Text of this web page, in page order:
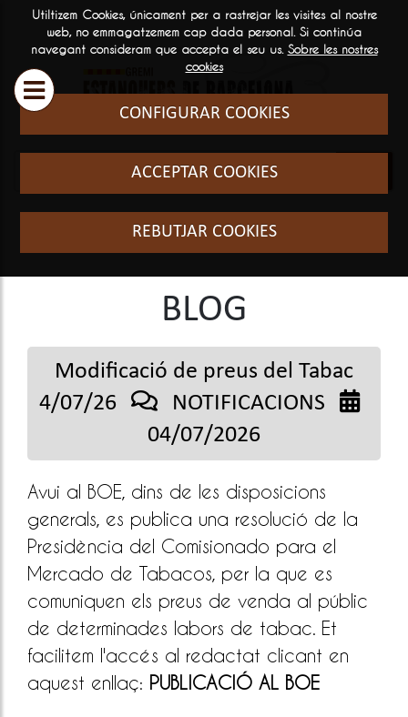
Utiltizem Cookies, únicament per a rastrejar les visites al nostre
web, no emmagatzemem cap dada personal. Si continúa
navegant consideram que accepta el seu us. Sobre les nostres
cookies
CONFIGURAR COOKIES
ACCEPTAR COOKIES
REBUTJAR COOKIES
ESTANQUERS

Historia i filosofia
Qui som
SERVEIS
GENERAL
El sector
BLOG
Modificació de preus del Tabac
4/07/26
NOTIFICACIONS
04/07/2026
Avui al BOE, dins de les disposicions
generals, es publica una resolució de la
Presidència del Comisionado para el
Mercado de Tabacos, per la que es
comuniquen els preus de venda al públic
de determinades labors de tabac. Et
facilitem l'accés al redactat clicant en
aquest enllaç: PUBLICACIÓ AL BOE